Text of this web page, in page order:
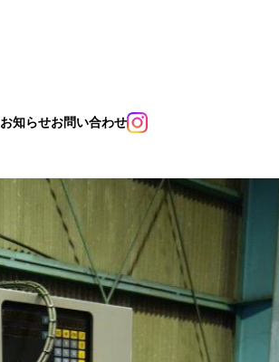
お知らせお問い合わせ